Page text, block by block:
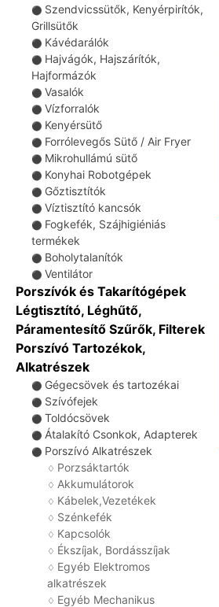
⚫ Szendvicssütők, Kenyérpirítók,
Grillsütők
⚫ Kávédarálók
⚫ Hajvágók, Hajszárítók,
Hajformázók
⚫ Vasalók
⚫ Vízforralók
⚫ Kenyérsütő
⚫ Forrólevegős Sütő / Air Fryer
⚫ Mikrohullámú sütő
⚫ Konyhai Robotgépek
⚫ Gőztisztítók
⚫ Víztisztító kancsók
⚫ Fogkefék, Szájhigiéniás
termékek
⚫ Boholytalanítók
⚫ Ventilátor
Porszívók és Takarítógépek
Légtisztító, Léghűtő,
Páramentesítő Szűrők, Filterek
Porszívó Tartozékok,
Alkatrészek
⚫ Gégecsövek és tartozékai
⚫ Szívófejek
⚫ Toldócsövek
⚫ Átalakító Csonkok, Adapterek
⚫ Porszívó Alkatrészek
♢ Porzsáktartók
♢ Akkumulátorok
♢ Kábelek,Vezetékek
♢ Szénkefék
♢ Kapcsolók
♢ Ékszíjak, Bordásszíjak
♢ Egyéb Elektromos
alkatrészek
♢ Egyéb Mechanikus